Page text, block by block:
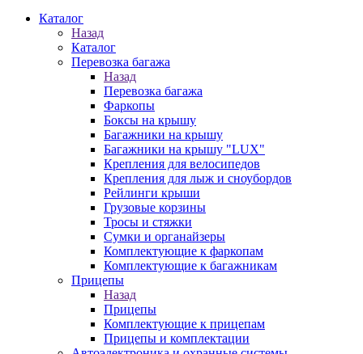
Каталог
Назад
Каталог
Перевозка багажа
Назад
Перевозка багажа
Фаркопы
Боксы на крышу
Багажники на крышу
Багажники на крышу "LUX"
Крепления для велосипедов
Крепления для лыж и сноубордов
Рейлинги крыши
Грузовые корзины
Тросы и стяжки
Сумки и органайзеры
Комплектующие к фаркопам
Комплектующие к багажникам
Прицепы
Назад
Прицепы
Комплектующие к прицепам
Прицепы и комплектации